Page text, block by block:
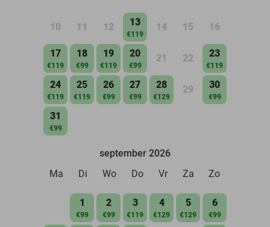
10 11 12 13
€119
14 15 16
17
€119
18
€99
19
€119
20
€99
21 22 23
€119
24
€119
25
€119
26
€99
27
€99
28
€129
29 30
€99
31
€99
september 2026
Ma
Di Wo Do Vr Za Zo
1
€99
2
€99
3
€119
4
€129
5
€129
6
€99